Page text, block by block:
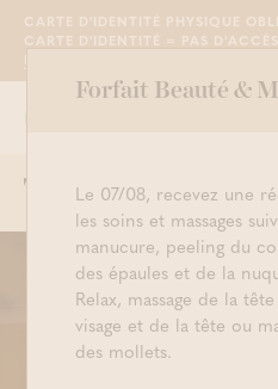
CARTE D'IDENTITÉ PHYSIQUE
CARTE D'IDENTITÉ = PAS D'ACCÈS.
PLUS D'INFO
CE CHÈQUE-
Deluxe
Forfait Beauté &
Le 07/08, recevez une
les soins et massages
manucure, peeling du
des épaules et de la
Relax, massage de la
visage et de la tête ou
des mollets.